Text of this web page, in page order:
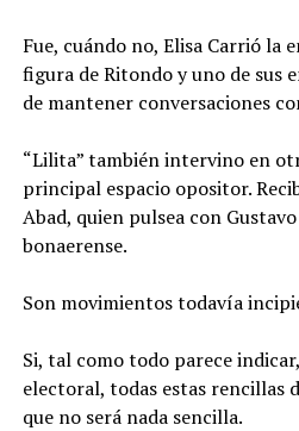
Fue, cuándo no, Elisa Carrió la
figura de Ritondo y uno de sus
de mantener conversaciones
“Lilita” también intervino en
principal espacio opositor.
Abad, quien pulsea con
bonaerense.
Son movimientos todavía
Si, tal como todo parece
electoral, todas estas rencillas
que no será nada sencilla.